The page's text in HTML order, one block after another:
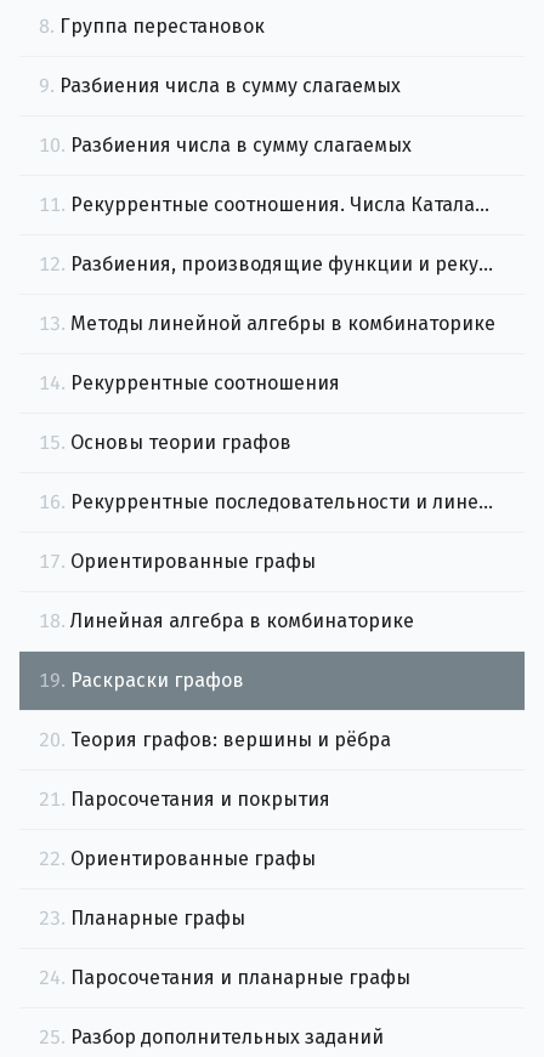
8. Группа перестановок
9. Разбиения числа в сумму слагаемых
10. Разбиения числа в сумму слагаемых
11. Рекуррентные соотношения. Числа Каталана и числа Белла
12. Разбиения, производящие функции и рекурренты
13. Методы линейной алгебры в комбинаторике
14. Рекуррентные соотношения
15. Основы теории графов
16. Рекуррентные последовательности и линейная алгебра в комбинаторике
17. Ориентированные графы
18. Линейная алгебра в комбинаторике
19. Раскраски графов
20. Теория графов: вершины и рёбра
21. Паросочетания и покрытия
22. Ориентированные графы
23. Планарные графы
24. Паросочетания и планарные графы
25. Разбор дополнительных заданий